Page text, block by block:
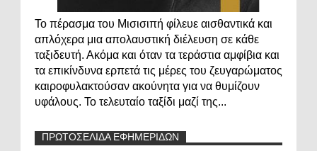
Το πέρασμα του Μισισιπή φίλευε αισθαντικά και
απλόχερα μια απολαυστική διέλευση σε κάθε
ταξιδευτή. Ακόμα και όταν τα τεράστια αμφίβια και
τα επικίνδυνα ερπετά τις μέρες του ζευγαρώματος
καιροφυλακτούσαν ακούνητα για να θυμίζουν
υφάλους. Το τελευταίο ταξίδι μαζί της...
ΠΡΩΤΟΣΕΛΙΔΑ ΕΦΗΜΕΡΙΔΩΝ